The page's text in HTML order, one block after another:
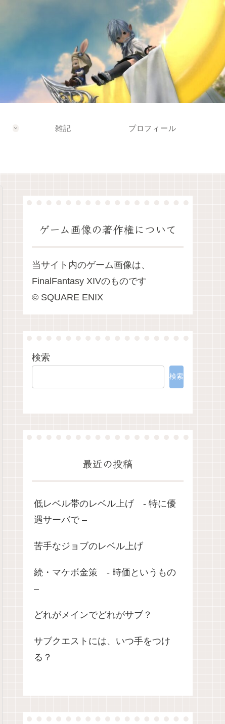
雑記 プロフィール
ゲーム画像の著作権について
当サイト内のゲーム画像は、
FinalFantasy XIVのものです
© SQUARE ENIX
検索
検索
最近の投稿
低レベル帯のレベル上げ - 特に優
遇サーバで –
苦手なジョブのレベル上げ
続・マケボ金策 - 時価というもの
–
どれがメインでどれがサブ？
サブクエストには、いつ手をつけ
る？